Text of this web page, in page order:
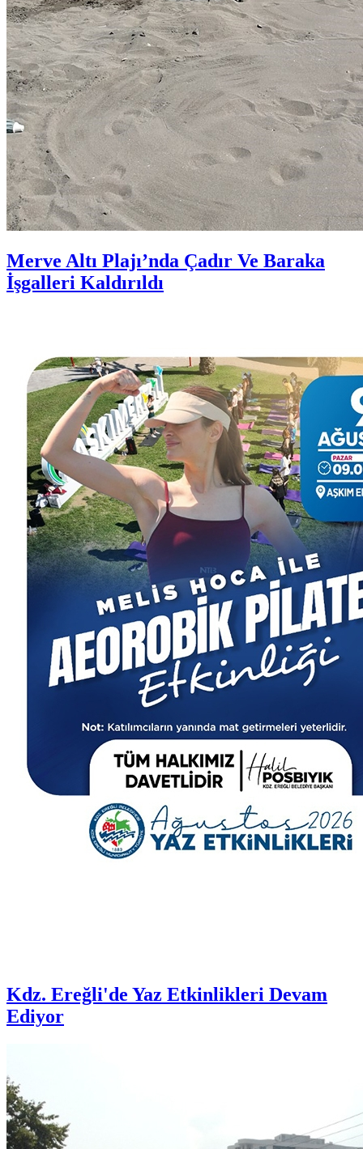
Merve Altı Plajı’nda Çadır Ve Baraka
İşgalleri Kaldırıldı
Kdz. Ereğli'de Yaz Etkinlikleri Devam
Ediyor